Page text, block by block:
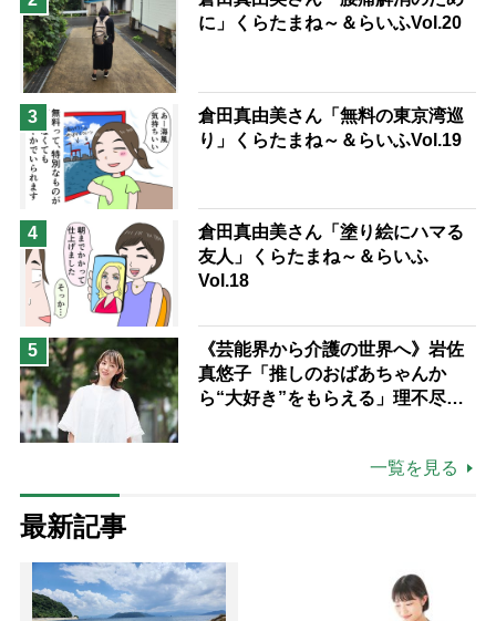
に」くらたまね～＆らいふVol.20
3
倉田真由美さん「無料の東京湾巡
り」くらたまね～＆らいふVol.19
4
倉田真由美さん「塗り絵にハマる
友人」くらたまね～＆らいふ
Vol.18
5
《芸能界から介護の世界へ》岩佐
真悠子「推しのおばあちゃんか
ら“大好き”をもらえる」理不尽さ
一覧を見る
最新記事